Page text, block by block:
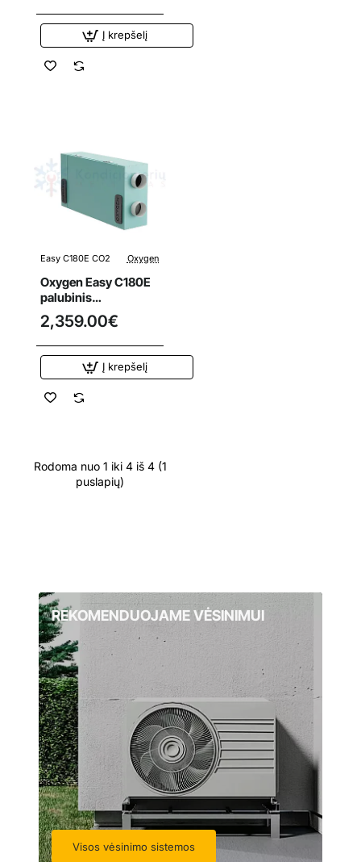
Į krepšelį
Easy C180E CO2 Oxygen
Oxygen Easy C180E
palubinis
rekuperatorius su
integruotu CO2
davikliu
2,359.00€
Į krepšelį
Rodoma nuo 1 iki 4 iš 4 (1
puslapių)
REKOMENDUOJAME VĖSINIMUI
Visos vėsinimo sistemos